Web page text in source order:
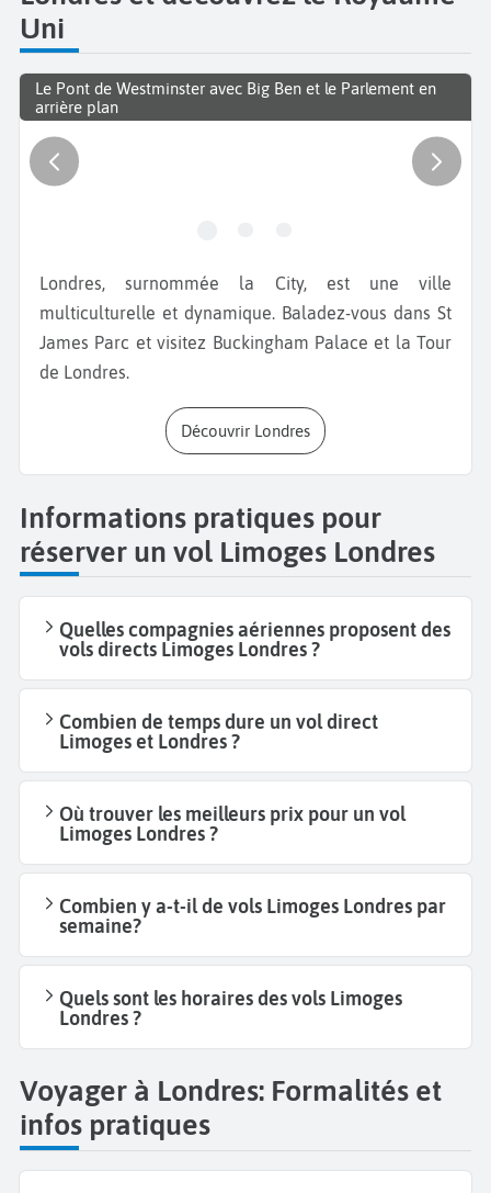
Uni
Le Pont de Westminster avec Big Ben et le Parlement en
arrière plan
Londres, surnommée la City, est une ville
multiculturelle et dynamique. Baladez-vous dans St
James Parc et visitez Buckingham Palace et la Tour
de Londres.
Découvrir Londres
Informations pratiques pour
réserver un vol Limoges Londres
Quelles compagnies aériennes proposent des
vols directs Limoges Londres ?
Combien de temps dure un vol direct
Limoges et Londres ?
Où trouver les meilleurs prix pour un vol
Limoges Londres ?
Combien y a-t-il de vols Limoges Londres par
semaine?
Quels sont les horaires des vols Limoges
Londres ?
Voyager à Londres: Formalités et
infos pratiques